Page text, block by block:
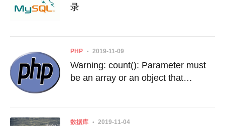
录
PHP 2019-11-09
Warning: count(): Parameter must
be an array or an object that
数据库 2019-11-04